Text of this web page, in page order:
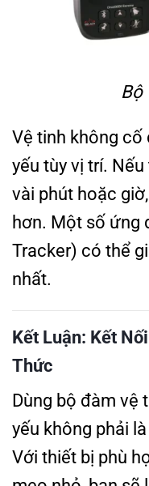
Bộ
Vệ tinh không cố
yếu tùy vị trí.
vài phút hoặc
hơn. Một số ứng
Tracker) có thể
nhất.
Kết Luận: Kết
Thức
Dùng bộ đàm vệ
yếu không phải
Với thiết bị phù